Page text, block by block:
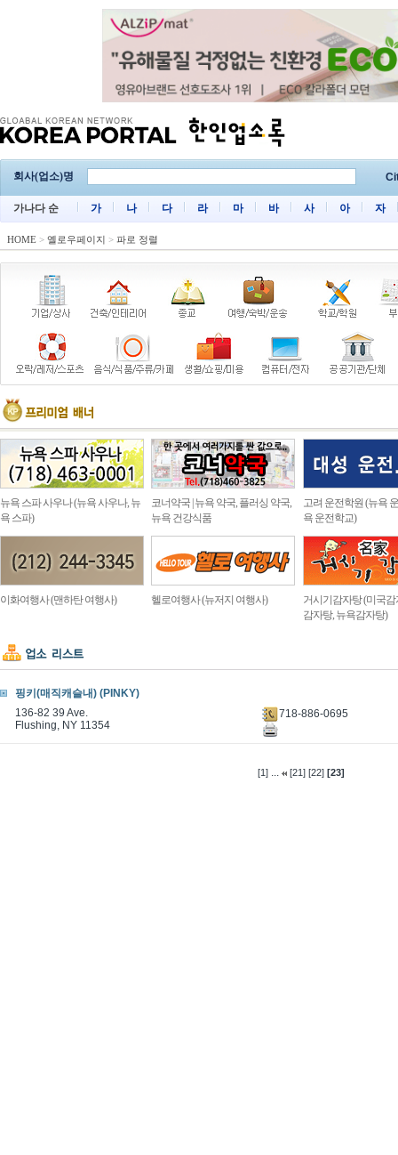
회사(업소)명
가나다 순 가 나 다 라 마 바 사 아 자
HOME > 옐로우페이지 > 파로 정렬
뉴욕 스파 사우나 (뉴욕 사우나, 뉴
욕 스파)
코너약국 | 뉴욕 약국, 플러싱 약국,
뉴욕 건강식품
고려 운전학원 (뉴욕
욕 운전학교)
이화여행사 (맨하탄 여행사) 헬로여행사 (뉴저지 여행사)
거시기감자탕 (미국감
감자탕, 뉴욕감자탕)
핑키(매직캐슬내) (PINKY)
136-82 39 Ave.
Flushing, NY 11354
718-886-0695
[1] ... [21] [22] [23]